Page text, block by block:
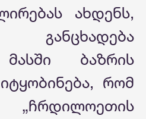
ახდენს,
განცხადება
ბაზრის
რომ